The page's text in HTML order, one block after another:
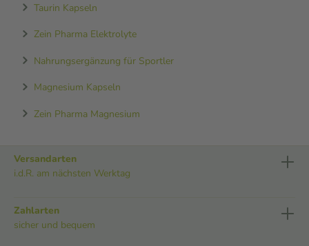
Taurin Kapseln
Zein Pharma Elektrolyte
Nahrungsergänzung für Sportler
Magnesium Kapseln
Zein Pharma Magnesium
Versandarten
i.d.R. am nächsten Werktag
Zahlarten
sicher und bequem